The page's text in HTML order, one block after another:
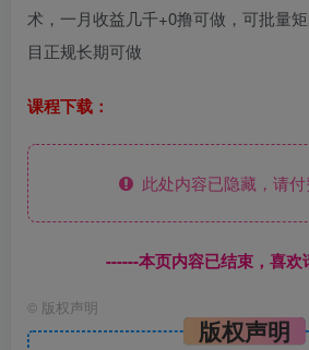
术，一月收益几千+0撸可做，可批量
目正规长期可做
课程下载：
此处内容已隐藏，请付
------本页内容已结束，喜欢
© 版权声明
版权声明